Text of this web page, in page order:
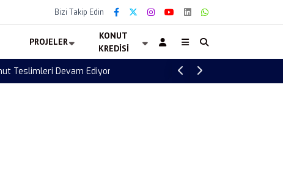
Bizi Takip Edin
PROJELER
KONUT
KREDISI
Ankara’da Satılık Arsa İhalesi Duyuruldu!